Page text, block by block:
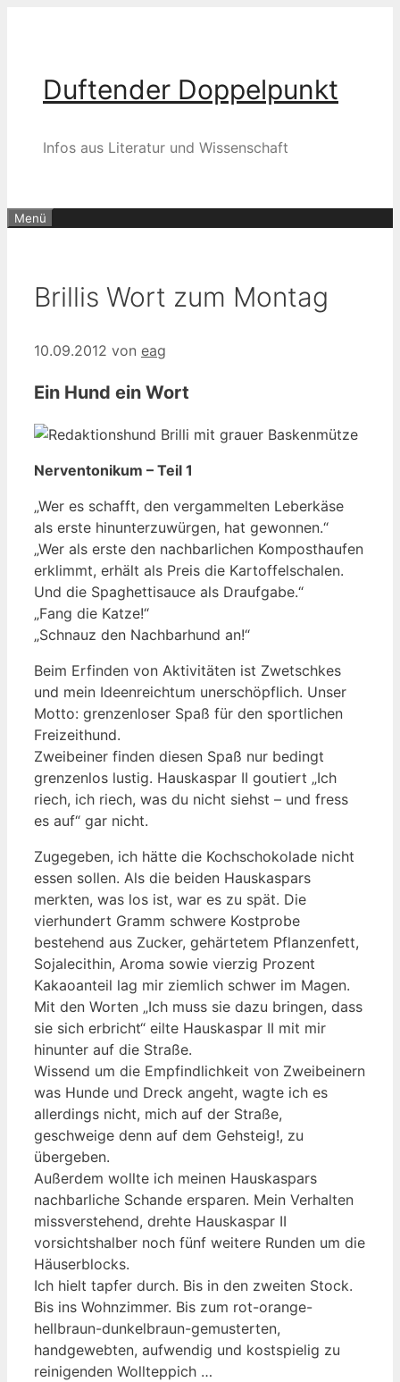
Duftender Doppelpunkt
Infos aus Literatur und Wissenschaft
Menü
Brillis Wort zum Montag
10.09.2012 von eag
Ein Hund ein Wort
Nerventonikum – Teil 1
„Wer es schafft, den vergammelten Leberkäse
als erste hinunterzuwürgen, hat gewonnen.“
„Wer als erste den nachbarlichen Komposthaufen
erklimmt, erhält als Preis die Kartoffelschalen.
Und die Spaghettisauce als Draufgabe.“
„Fang die Katze!“
„Schnauz den Nachbarhund an!“
Beim Erfinden von Aktivitäten ist Zwetschkes
und mein Ideenreichtum unerschöpflich. Unser
Motto: grenzenloser Spaß für den sportlichen
Freizeithund.
Zweibeiner finden diesen Spaß nur bedingt
grenzenlos lustig. Hauskaspar II goutiert „Ich
riech, ich riech, was du nicht siehst – und fress
es auf“ gar nicht.
Zugegeben, ich hätte die Kochschokolade nicht
essen sollen. Als die beiden Hauskaspars
merkten, was los ist, war es zu spät. Die
vierhundert Gramm schwere Kostprobe
bestehend aus Zucker, gehärtetem Pflanzenfett,
Sojalecithin, Aroma sowie vierzig Prozent
Kakaoanteil lag mir ziemlich schwer im Magen.
Mit den Worten „Ich muss sie dazu bringen, dass
sie sich erbricht“ eilte Hauskaspar II mit mir
hinunter auf die Straße.
Wissend um die Empfindlichkeit von Zweibeinern
was Hunde und Dreck angeht, wagte ich es
allerdings nicht, mich auf der Straße,
geschweige denn auf dem Gehsteig!, zu
übergeben.
Außerdem wollte ich meinen Hauskaspars
nachbarliche Schande ersparen. Mein Verhalten
missverstehend, drehte Hauskaspar II
vorsichtshalber noch fünf weitere Runden um die
Häuserblocks.
Ich hielt tapfer durch. Bis in den zweiten Stock.
Bis ins Wohnzimmer. Bis zum rot-orange-
hellbraun-dunkelbraun-gemusterten,
handgewebten, aufwendig und kostspielig zu
reinigenden Wollteppich …